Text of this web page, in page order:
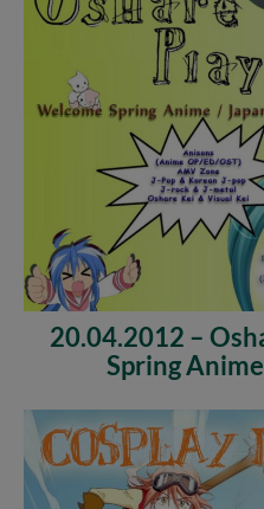
20.04.2012 –
Spring